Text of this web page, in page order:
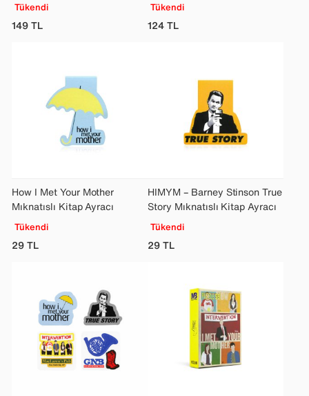
Tükendi
149TL
Tükendi
124TL
How I Met Your Mother
Mıknatıslı Kitap Ayracı
Tükendi
29TL
HIMYM – Barney Stinson True
Story Mıknatıslı Kitap Ayracı
Tükendi
29TL